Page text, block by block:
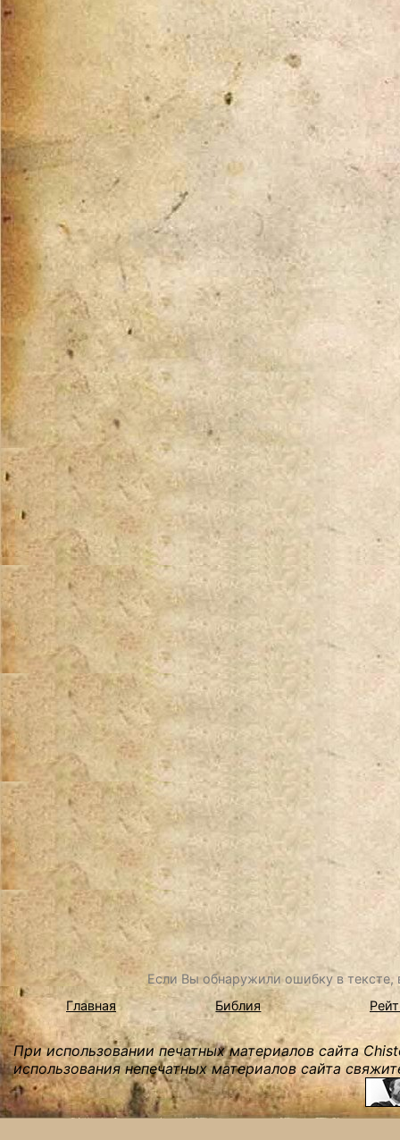
Если Вы обнаружили ошибку в
Главная
Библия
При использовании печатных материалов сайта
использования непечатных материалов сайта